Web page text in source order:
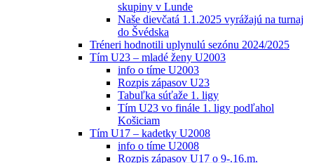
skupiny v Lunde
Naše dievčatá 1.1.2025 vyrážajú na turnaj
do Švédska
Tréneri hodnotili uplynulú sezónu 2024/2025
Tím U23 – mladé ženy U2003
info o tíme U2003
Rozpis zápasov U23
Tabuľka súťaže 1. ligy
Tím U23 vo finále 1. ligy podľahol
Košiciam
Tím U17 – kadetky U2008
info o tíme U2008
Rozpis zápasov U17 o 9-.16.m.